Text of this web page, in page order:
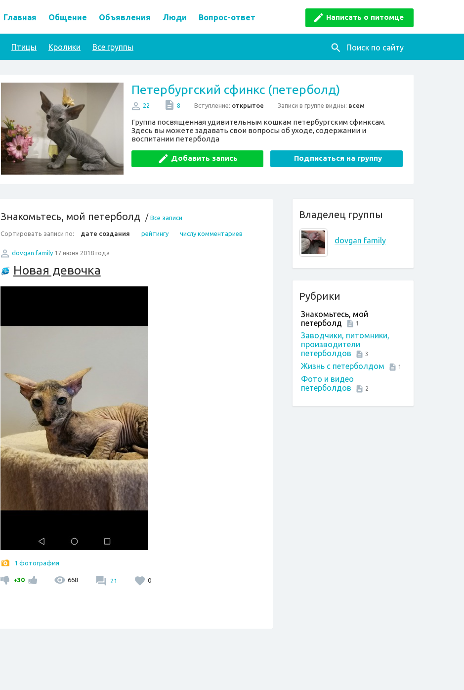
Написать о питомце
Главная Общение Объявления Люди Вопрос-ответ
Поиск по сайту
Птицы Кролики Все группы
Петербургский сфинкс (петерболд)
22 8 Вступление: открытое Записи в группе видны: всем
Группа посвященная удивительным кошкам петербургским сфинксам.
Здесь вы можете задавать свои вопросы об уходе, содержании и
воспитании петерболда
Добавить запись Подписаться на группу
Владелец группы
dovgan family
Рубрики
Знакомьтесь, мой
петерболд
1
Заводчики, питомники,
производители
петерболдов
3
Жизнь с петерболдом 1
Фото и видео
петерболдов
2
Знакомьтесь, мой петерболд / Все записи
Сортировать записи по: дате создания рейтингу числу комментариев
dovgan family17 июня 2018 года
Новая девочка
1 фотография
+30 668 21 0